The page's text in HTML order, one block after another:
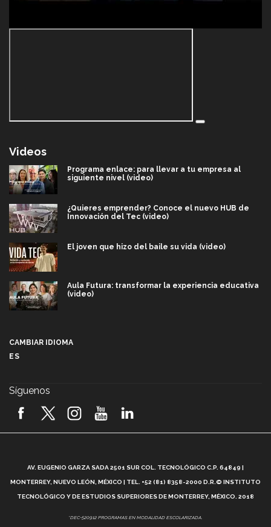
Videos
Programa enlace: para llevar a tu empresa al
siguiente nivel (video)
¿Quieres emprender? Conoce el nuevo HUB de
Innovación del Tec (video)
El joven que hizo del baile su vida (video)
Aula Futura: transformar la experiencia educativa
(video)
2026! (video)
¿Cómo es el Modelo Educativo Tec? (video)
Vida Tec: Feminismo e Inteligencia Artificial, Paola
CAMBIAR IDIOMA
ES
Síguenos
AV. EUGENIO GARZA SADA 2501 SUR COL. TECNOLÓGICO C.P. 64849 |
MONTERREY, NUEVO LEÓN, MÉXICO | TEL. +52 (81) 8358-2000 D.R.© INSTITUTO
TECNOLÓGICO Y DE ESTUDIOS SUPERIORES DE MONTERREY, MÉXICO. 2018
*DEC-520912 PROGRAMAS EN MODALIDAD ESCOLARIZADA.